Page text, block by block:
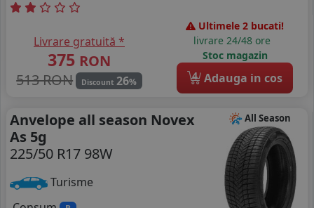
Livrare gratuită *
375 RON
513 RON
Discount 26%
Ultimele 2 bucati!
livrare 24/48 ore
Stoc magazin
4 Adauga in cos
All Season
Anvelope all season Novex
As 5g
225/50 R17 98W
Turisme